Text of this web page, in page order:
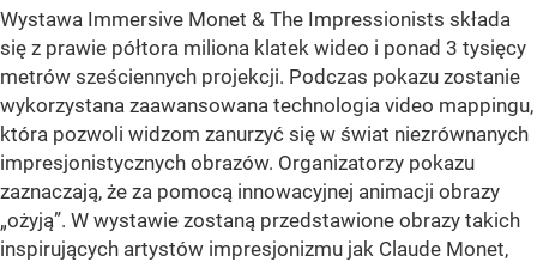
Wystawa Immersive Monet & The Impressionists składa
się z prawie półtora miliona klatek wideo i ponad 3 tysięcy
metrów sześciennych projekcji. Podczas pokazu zostanie
wykorzystana zaawansowana technologia video mappingu,
która pozwoli widzom zanurzyć się w świat niezrównanych
impresjonistycznych obrazów. Organizatorzy pokazu
zaznaczają, że za pomocą innowacyjnej animacji obrazy
„ożyją”. W wystawie zostaną przedstawione obrazy takich
inspirujących artystów impresjonizmu jak Claude Monet,